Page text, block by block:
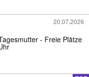
20.07.2026
- Freie Plätze